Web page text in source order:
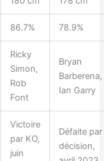
86.7% 78.9%
Ricky
Simon,
Rob
Font
Bryan
Barberena,
Ian Garry
Victoire
par KO,
juin
Défaite par
décision,